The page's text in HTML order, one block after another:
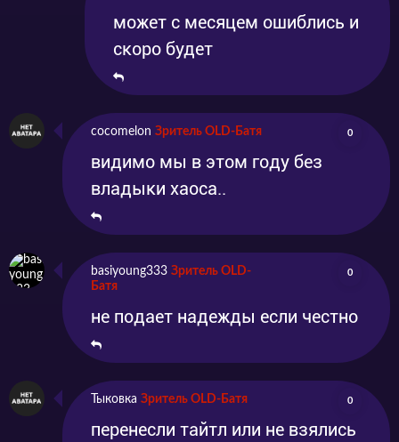
может с месяцем ошиблись и
скоро будет
cocomelon Зритель OLD-Батя 0
видимо мы в этом году без
владыки хаоса..
basiyoung333 Зритель OLD-
Батя
0
не подает надежды если честно
Тыковка Зритель OLD-Батя 0
перенесли тайтл или не взялись